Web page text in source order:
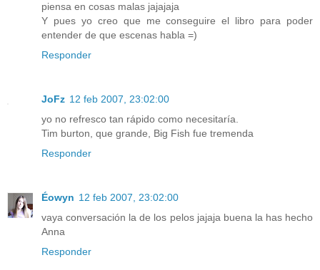
piensa en cosas malas jajajaja
Y pues yo creo que me conseguire el libro para poder
entender de que escenas habla =)
Responder
JoFz 12 feb 2007, 23:02:00
yo no refresco tan rápido como necesitaría.
Tim burton, que grande, Big Fish fue tremenda
Responder
Éowyn 12 feb 2007, 23:02:00
vaya conversación la de los pelos jajaja buena la has hecho
Anna
Responder